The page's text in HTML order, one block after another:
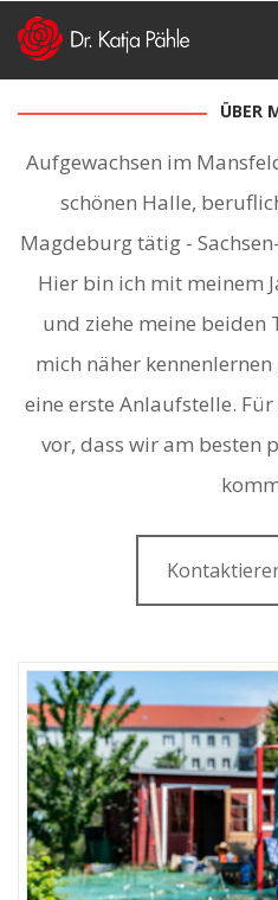
ÜBER
Aufgewachsen im
schönen Halle,
Magdeburg tätig -
Hier bin ich mit meinem
und ziehe meine beiden
mich näher
eine erste Anlaufstelle.
vor, dass wir am besten